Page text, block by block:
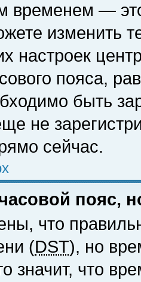
временем —
изменить
настроек
пояса,
быть
не
сейчас.
пояс,
что
(DST), но
значит, что